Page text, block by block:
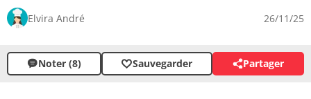
Elvira André 26/11/25
Noter (8) Sauvegarder Partager